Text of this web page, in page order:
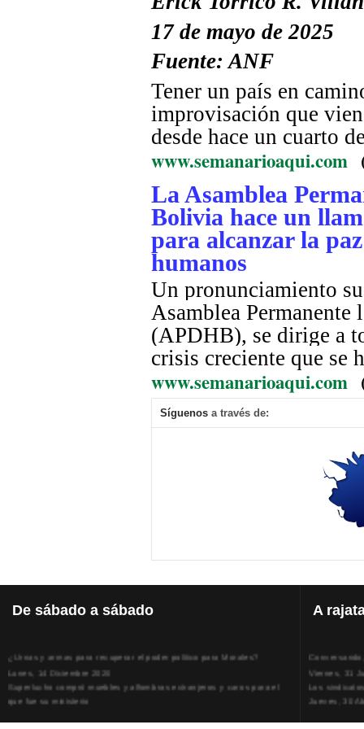
17 de mayo de 2025
Fuente: ANF
Tener un país en
improvisación que
desde hace un cuarto
www.semanarioaqui.com
La Asamblea
Bolivia hace un
para alcanzar la
humanos
Un pronunciamiento
Asamblea
(APDHB), se dirige a
crisis creciente que se
www.semanarioaqui.com
Síguenos a través de:
De sábado a sábado
¿Urnas y armas para recuperar el poder político para Morales?
que fue su ministerio
Isaac Sandóval Rodríguez, intelectual de los trabajadores bolivianos
A
Jueves, 30
Jueves, 15